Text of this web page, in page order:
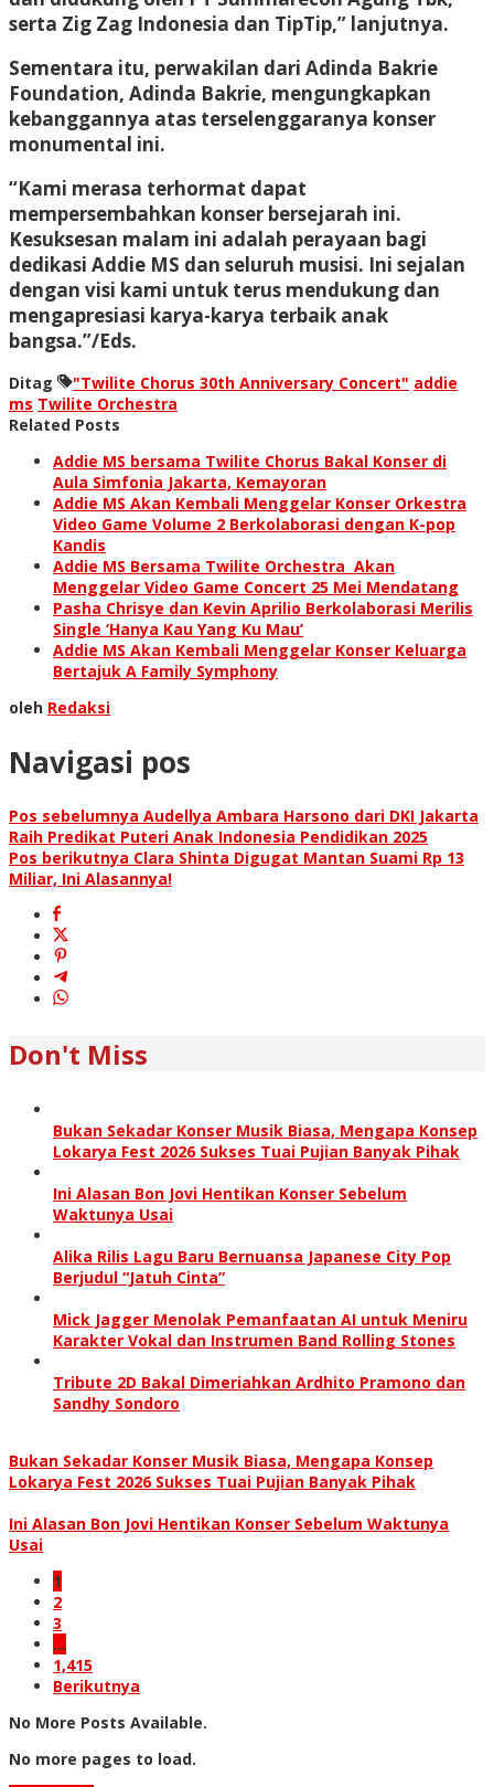
serta Zig Zag Indonesia dan TipTip,” lanjutnya.
Sementara itu, perwakilan dari Adinda Bakrie
Foundation, Adinda Bakrie, mengungkapkan
kebanggannya atas terselenggaranya konser
monumental ini.
“Kami merasa terhormat dapat
mempersembahkan konser bersejarah ini.
Kesuksesan malam ini adalah perayaan bagi
dedikasi Addie MS dan seluruh musisi. Ini sejalan
dengan visi kami untuk terus mendukung dan
mengapresiasi karya-karya terbaik anak
bangsa.”/Eds.
Ditag "Twilite Chorus 30th Anniversary Concert" addie
ms Twilite Orchestra
Related Posts
Addie MS bersama Twilite Chorus Bakal Konser di
Aula Simfonia Jakarta, Kemayoran
Addie MS Akan Kembali Menggelar Konser Orkestra
Video Game Volume 2 Berkolaborasi dengan K-pop
Kandis
Addie MS Bersama Twilite Orchestra Akan
Menggelar Video Game Concert 25 Mei Mendatang
Pasha Chrisye dan Kevin Aprilio Berkolaborasi Merilis
Single ‘Hanya Kau Yang Ku Mau’
Addie MS Akan Kembali Menggelar Konser Keluarga
Bertajuk A Family Symphony
oleh Redaksi
Navigasi pos
Pos sebelumnya Audellya Ambara Harsono dari DKI Jakarta
Raih Predikat Puteri Anak Indonesia Pendidikan 2025
Pos berikutnya Clara Shinta Digugat Mantan Suami Rp 13
Miliar, Ini Alasannya!
Don't Miss
Bukan Sekadar Konser Musik Biasa, Mengapa Konsep
Lokarya Fest 2026 Sukses Tuai Pujian Banyak Pihak
Ini Alasan Bon Jovi Hentikan Konser Sebelum
Waktunya Usai
Alika Rilis Lagu Baru Bernuansa Japanese City Pop
Berjudul “Jatuh Cinta”
Mick Jagger Menolak Pemanfaatan AI untuk Meniru
Karakter Vokal dan Instrumen Band Rolling Stones
Tribute 2D Bakal Dimeriahkan Ardhito Pramono dan
Sandhy Sondoro
Bukan Sekadar Konser Musik Biasa, Mengapa Konsep
Lokarya Fest 2026 Sukses Tuai Pujian Banyak Pihak
Ini Alasan Bon Jovi Hentikan Konser Sebelum Waktunya
Usai
1
2
3
…
1,415
Berikutnya
No More Posts Available.
No more pages to load.